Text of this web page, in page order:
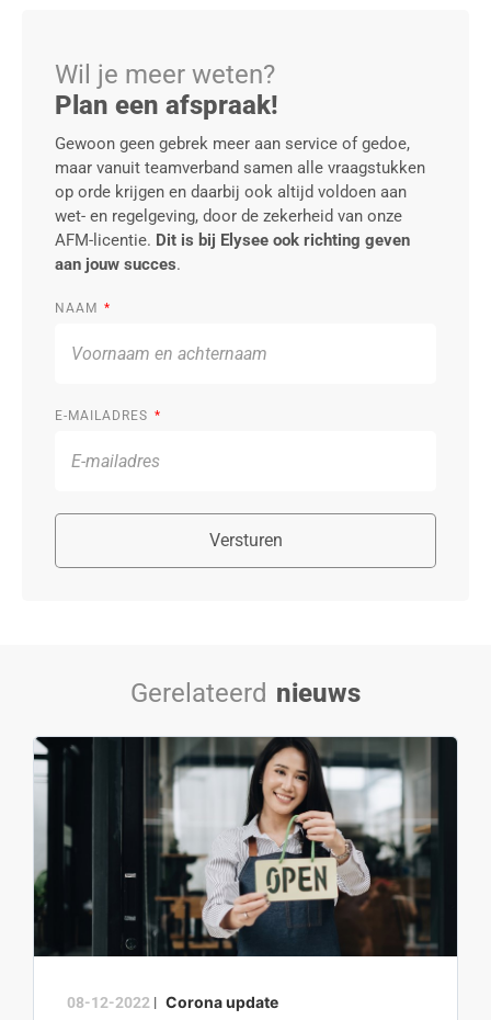
Wil je meer weten?
Plan een afspraak!
Gewoon geen gebrek meer aan service of gedoe,
maar vanuit teamverband samen alle vraagstukken
op orde krijgen en daarbij ook altijd voldoen aan
wet- en regelgeving, door de zekerheid van onze
AFM-licentie. Dit is bij Elysee ook richting geven
aan jouw succes.
NAAM
E-MAILADRES
Versturen
Gerelateerd nieuws
08-12-2022 | Corona update